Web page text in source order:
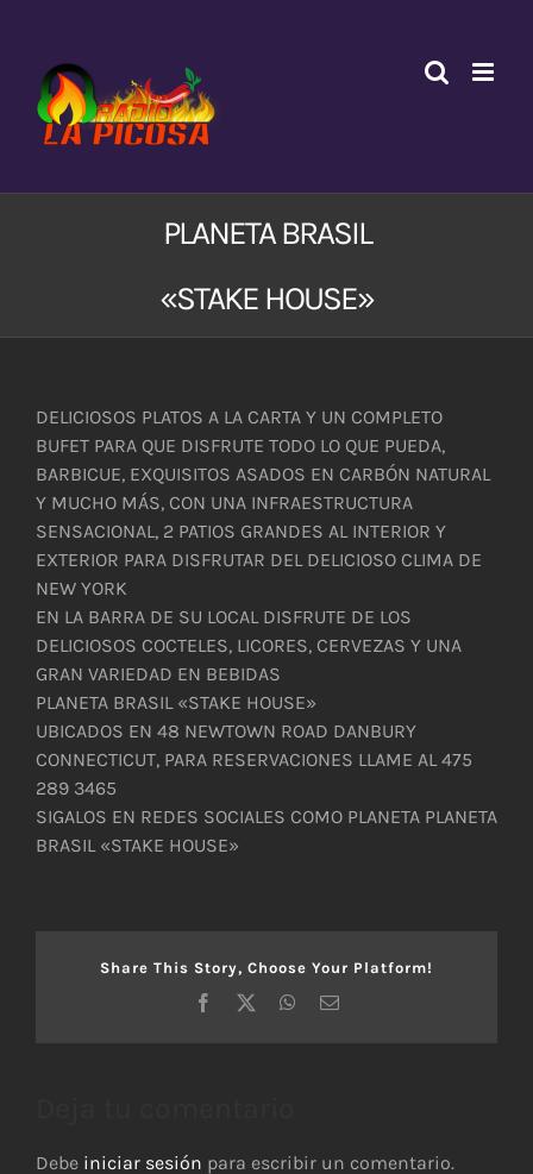
contenido
PLANETA BRASIL
«STAKE HOUSE»
DELICIOSOS PLATOS A LA CARTA Y UN COMPLETO
BUFET PARA QUE DISFRUTE TODO LO QUE PUEDA,
BARBICUE, EXQUISITOS ASADOS EN CARBÓN NATURAL
Y MUCHO MÁS, CON UNA INFRAESTRUCTURA
SENSACIONAL, 2 PATIOS GRANDES AL INTERIOR Y
EXTERIOR PARA DISFRUTAR DEL DELICIOSO CLIMA DE
NEW YORK
EN LA BARRA DE SU LOCAL DISFRUTE DE LOS
DELICIOSOS COCTELES, LICORES, CERVEZAS Y UNA
GRAN VARIEDAD EN BEBIDAS
PLANETA BRASIL «STAKE HOUSE»
UBICADOS EN 48 NEWTOWN ROAD DANBURY
CONNECTICUT, PARA RESERVACIONES LLAME AL 475
289 3465
SIGALOS EN REDES SOCIALES COMO PLANETA PLANETA
BRASIL «STAKE HOUSE»
Share This Story, Choose Your Platform!
Facebook WhatsApp
Correo
Debe iniciar sesión para escribir un comentario.